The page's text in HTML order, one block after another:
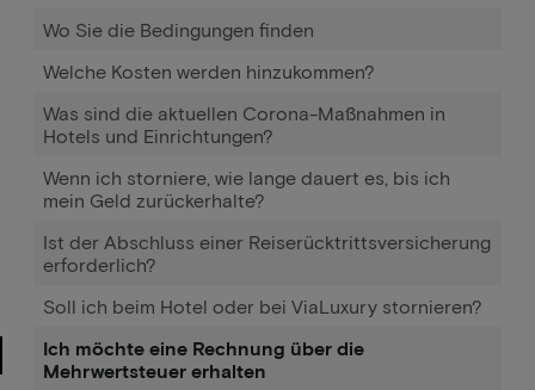
Wo Sie die Bedingungen finden
Welche Kosten werden hinzukommen?
Was sind die aktuellen Corona-Maßnahmen in
Hotels und Einrichtungen?
Wenn ich storniere, wie lange dauert es, bis ich
mein Geld zurückerhalte?
Ist der Abschluss einer Reiserücktrittsversicherung
erforderlich?
Soll ich beim Hotel oder bei ViaLuxury stornieren?
Ich möchte eine Rechnung über die
Mehrwertsteuer erhalten